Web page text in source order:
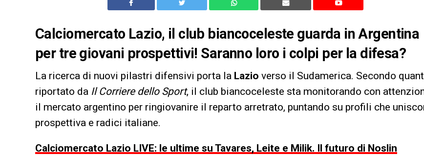
Calciomercato Lazio, il club biancoceleste guarda in Argentina
per tre giovani prospettivi! Saranno loro i colpi per la difesa?
La ricerca di nuovi pilastri difensivi porta la Lazio verso il Sudamerica. Secondo
riportato da Il Corriere dello Sport, il club biancoceleste sta monitorando con
il mercato argentino per ringiovanire il reparto arretrato, puntando su profili che
prospettiva e radici italiane.
Calciomercato Lazio LIVE: le ultime su Tavares, Leite e Milik. Il futuro di Noslin